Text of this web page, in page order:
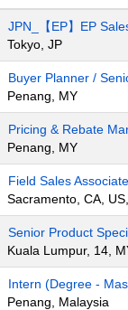
JPN_【EP】EP
Tokyo, JP
Buyer Planner /
Penang, MY
Pricing & Rebate
Penang, MY
Field Sales
Sacramento, CA,
Senior Product
Kuala Lumpur, 14,
Intern (Degree -
Penang, Malaysia